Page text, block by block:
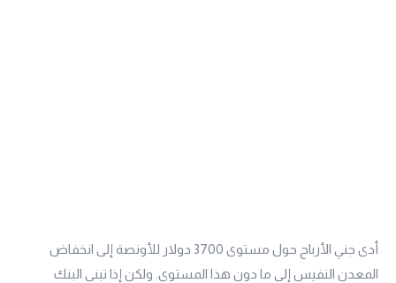
أدى جني الأرباح حول مستوى 3700 دولار للأونصة إلى انخفاض
المعدن النفيس إلى ما دون هذا المستوى. ولكن إذا تبنى البنك